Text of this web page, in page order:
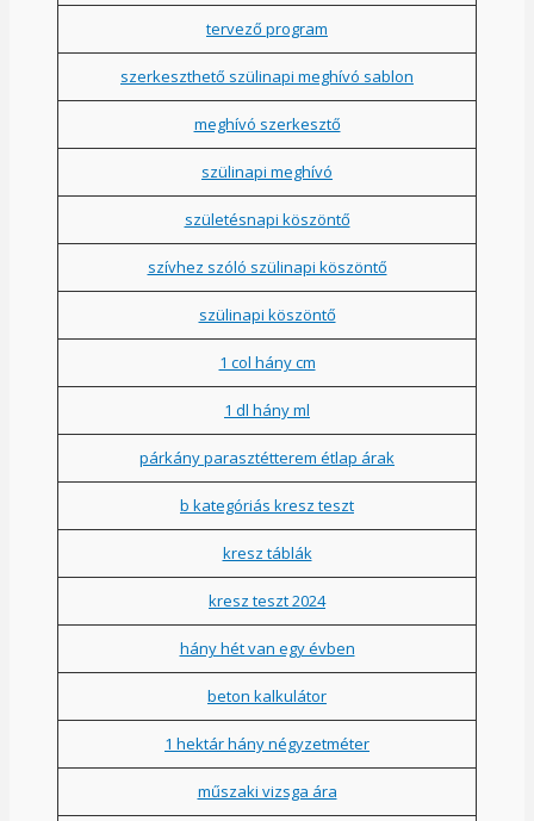
tervező program
szerkeszthető szülinapi meghívó sablon
meghívó szerkesztő
szülinapi meghívó
születésnapi köszöntő
szívhez szóló szülinapi köszöntő
szülinapi köszöntő
1 col hány cm
1 dl hány ml
párkány parasztétterem étlap árak
b kategóriás kresz teszt
kresz táblák
kresz teszt 2024
hány hét van egy évben
beton kalkulátor
1 hektár hány négyzetméter
műszaki vizsga ára